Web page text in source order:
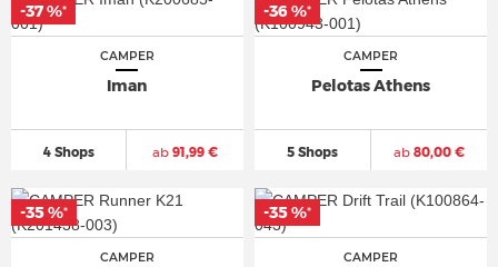
CAMPER
Iman
4 Shops ab91,99 €
-37 %*
CAMPER
Pelotas Athens
5 Shops ab80,00 €
-36 %*
CAMPER
-35 %*
CAMPER
-35 %*